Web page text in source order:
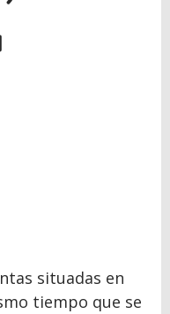
situadas en
tiempo que se